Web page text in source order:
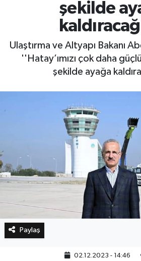
şekilde
Ulaştırma ve Altyapı Bakanı
''Hatay’ımızı çok daha
şekilde ayağa
Paylaş
02.12.2023 - 14:46
Genel
Bilim, Teknoloji